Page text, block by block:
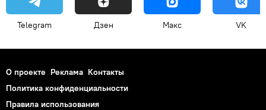
Telegram Дзен Макс VK
О проекте Реклама Контакты
Политика конфиденциальности
Правила использования